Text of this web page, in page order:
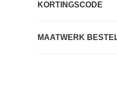
KORTINGSCODE
MAATWERK